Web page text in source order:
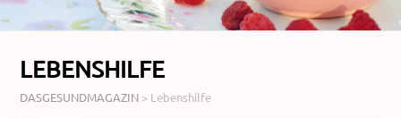
LEBENSHILFE
DASGESUNDMAGAZIN > Lebenshilfe